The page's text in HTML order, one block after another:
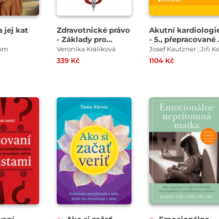
jej kat
Zdravotnické právo
- Základy pro
studium a praxi
Veronika Králíková
339 Kč
Akutní
- 5., přepracované
doplněné vydání
1104 Kč